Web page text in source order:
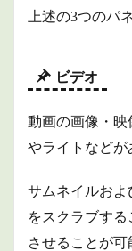
上述の3つのパ
ビデオ
動画の画像・映
やライトなどが
サムネイルお
をスクラブす
させることが可